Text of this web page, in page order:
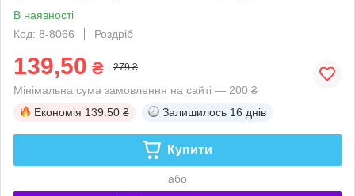
В наявності
Код: 8-8066
Роздріб
139,50 ₴ 279 ₴
Мінімальна сума замовлення на сайті — 200 ₴
Економія 139.50 ₴ Залишилось 16 днів
Купити
або